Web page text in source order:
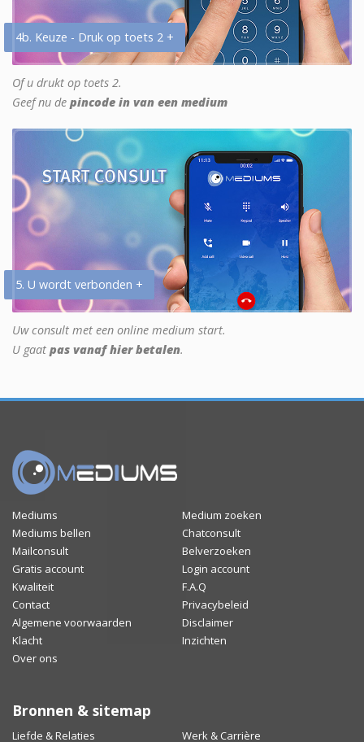
4b. Keuze - Druk op toets 2 +
Of u drukt op toets 2.
Geef nu de pincode in van een medium
5. U wordt verbonden +
Uw consult met een online medium start.
U gaat pas vanaf hier betalen.
Mediums
Medium zoeken
Mediums bellen
Chatconsult
Mailconsult
Belverzoeken
Gratis account
Login account
Kwaliteit
F.A.Q
Contact
Privacybeleid
Algemene voorwaarden
Disclaimer
Klacht
Inzichten
Over ons
Bronnen & sitemap
Liefde & Relaties Werk & Carrière